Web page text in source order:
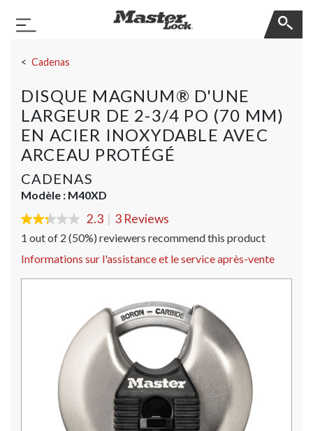
Basculer la navigation
Cadenas
DISQUE MAGNUM® D'UNE
LARGEUR DE 2-3/4 PO (70 MM)
EN ACIER INOXYDABLE AVEC
ARCEAU PROTÉGÉ
CADENAS
Modèle : M40XD
2.3
out
of
5
average
2.3 3 Reviews
1 out of 2 (50%) reviewers recommend this product
Informations sur l'assistance et le service après-vente